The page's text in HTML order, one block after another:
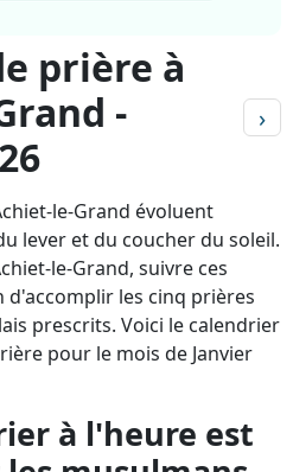
prière à
-
›
le-Grand évoluent
lever et du coucher du soleil.
le-Grand, suivre ces
d'accomplir les cinq prières
prescrits. Voici le calendrier
pour le mois de Janvier
à l'heure est